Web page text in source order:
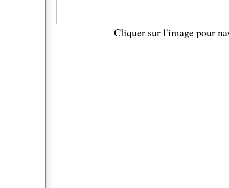
Cliquer sur l'image pour